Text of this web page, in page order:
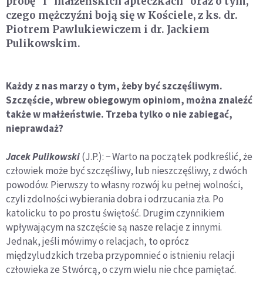
czego mężczyźni boją się w Kościele, z ks. dr.
Piotrem Pawlukiewiczem i dr. Jackiem
Pulikowskim.
Każdy z nas marzy o tym, żeby być szczęśliwym.
Szczęście, wbrew obiegowym opiniom, można znaleźć
także w małżeństwie. Trzeba tylko o nie zabiegać,
nieprawdaż?
Jacek Pulikowski(J.P.): − Warto na początek podkreślić, że
człowiek może być szczęśliwy, lub nieszczęśliwy, z dwóch
powodów. Pierwszy to własny rozwój ku pełnej wolności,
czyli zdolności wybierania dobra i odrzucania zła. Po
katolicku to po prostu świętość. Drugim czynnikiem
wpływającym na szczęście są nasze relacje z innymi.
Jednak, jeśli mówimy o relacjach, to oprócz
międzyludzkich trzeba przypomnieć o istnieniu relacji
człowieka ze Stwórcą, o czym wielu nie chce pamiętać.